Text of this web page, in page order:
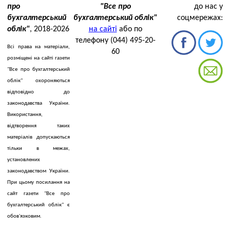
про
бухгалтерський
облік", 2018-2026
Всі права на матеріали,
розміщені на сайті газети
"Все про бухгалтерський
облік" охороняються
відповідно до
законодавства України.
Використання,
відтворення таких
матеріалів допускаються
тільки в межах,
установлених
законодавством України.
При цьому посилання на
сайт газети "Все про
бухгалтерський облік" є
обов'язковим.
"Все про
бухгалтерський облік"
на сайті або по
телефону (044) 495-20-
60
до нас у
соцмережах: